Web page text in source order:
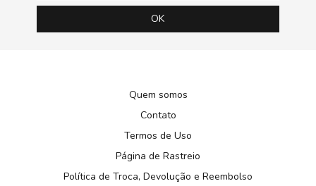
Quem somos
Contato
Termos de Uso
Página de Rastreio
Política de Troca, Devolução e Reembolso